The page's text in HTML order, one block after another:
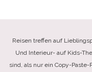
Reisen treffen auf
Und Interieur- auf Kids-
sind, als nur ein Copy-